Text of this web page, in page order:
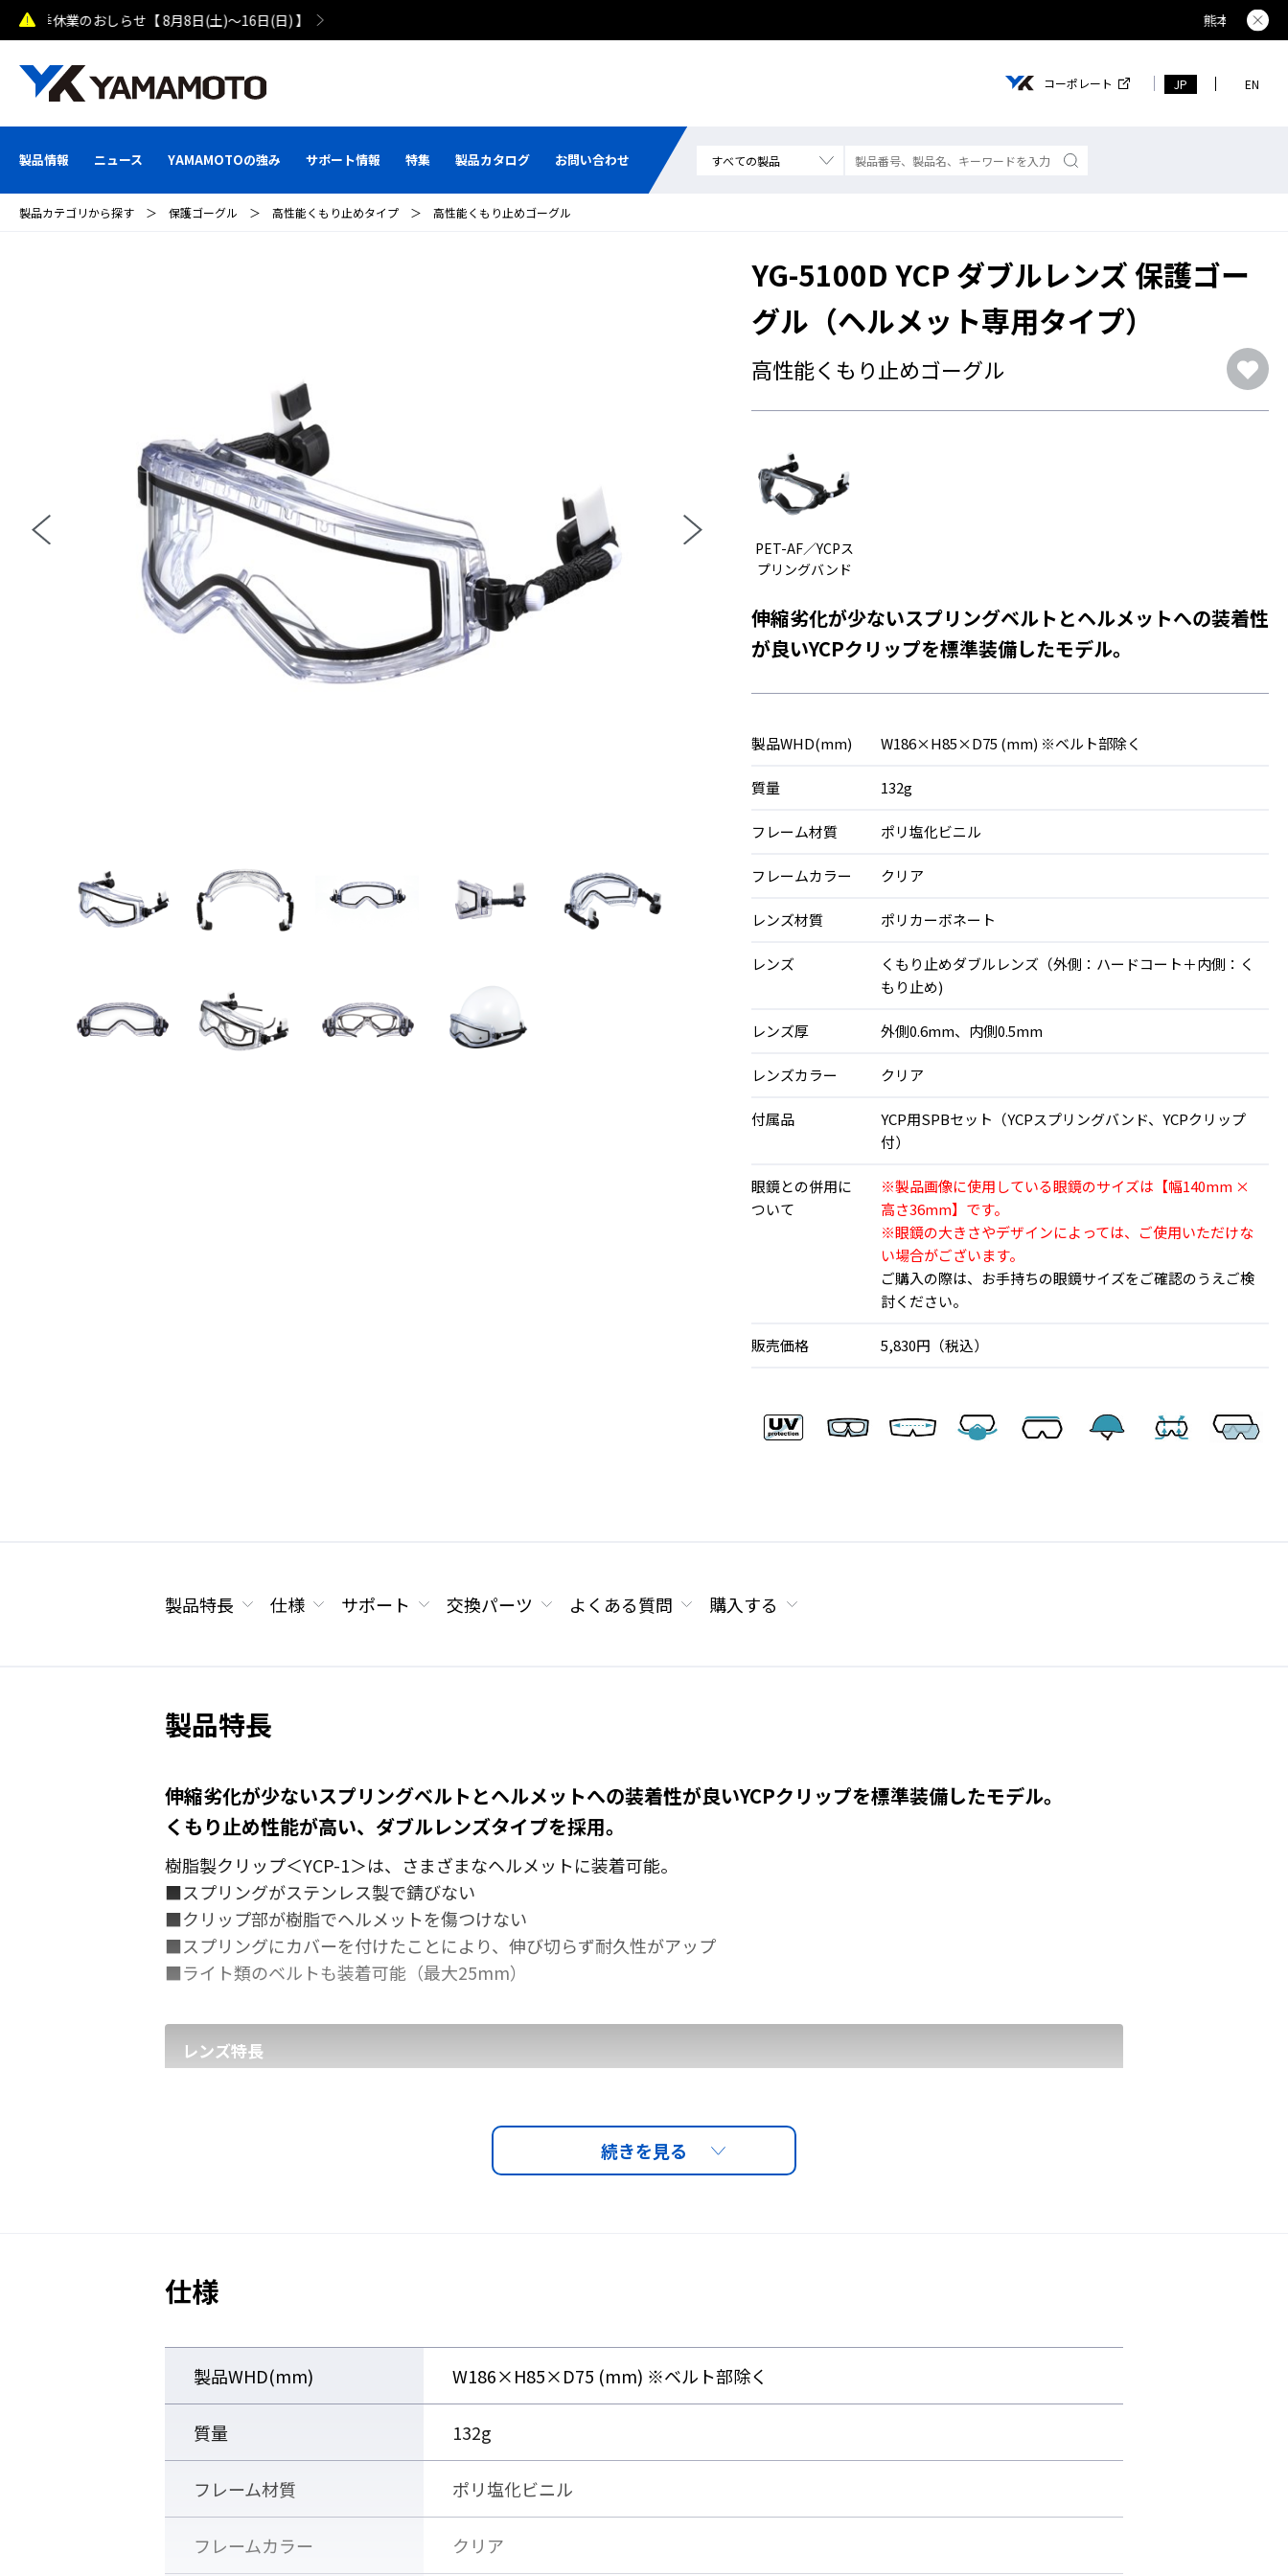
熊本県で発生した地震による配送への影響について 夏季休
コーポレート JP EN
製品情報 ニュース YAMAMOTOの強み サポート情報 特集 製品カタログ お問い合わせ
製品カテゴリから探す ＞ 保護ゴーグル ＞ 高性能くもり止めタイプ ＞ 高性能くもり止めゴーグル
YG-5100D YCP ダブルレンズ 保護ゴー
グル（ヘルメット専用タイプ）
高性能くもり止めゴーグル
PET-AF／YCPス
プリングバンド
伸縮劣化が少ないスプリングベルトとヘルメットへの装着性
が良いYCPクリップを標準装備したモデル。
製品WHD(mm) W186×H85×D75 (mm) ※ベルト部除く
質量 132g
フレーム材質 ポリ塩化ビニル
フレームカラー クリア
レンズ材質 ポリカーボネート
レンズ
くもり止めダブルレンズ（外側：ハードコート＋内側：く
もり止め)
レンズ厚 外側0.6mm、内側0.5mm
レンズカラー クリア
付属品
YCP用SPBセット（YCPスプリングバンド、YCPクリップ
付）
眼鏡との併用に
ついて
※製品画像に使用している眼鏡のサイズは【幅140mm ×
高さ36mm】です。
※眼鏡の大きさやデザインによっては、ご使用いただけな
い場合がございます。
ご購入の際は、お手持ちの眼鏡サイズをご確認のうえご検
討ください。
販売価格 5,830円（税込）
製品特長 仕様 サポート 交換パーツ よくある質問 購入する
製品特長
伸縮劣化が少ないスプリングベルトとヘルメットへの装着性が良いYCPクリップを標準装備したモデル。
くもり止め性能が高い、ダブルレンズタイプを採用。
樹脂製クリップ＜YCP-1＞は、さまざまなヘルメットに装着可能。
■スプリングがステンレス製で錆びない
■クリップ部が樹脂でヘルメットを傷つけない
■スプリングにカバーを付けたことにより、伸び切らず耐久性がアップ
■ライト類のベルトも装着可能（最大25mm）
レンズ特長
プラスチックレンズの中でも最も耐衝撃性の高い特性を持
表面硬化加工（ペトロイドコート）を施し、内側はくもり
止め加工を施したレンズです。傷付きにくく、くもりにく
いため、安全で快適な視界を長時間保ちます。
仕様
製品WHD(mm) W186×H85×D75 (mm) ※ベルト部除く
質量 132g
フレーム材質 ポリ塩化ビニル
フレームカラー クリア